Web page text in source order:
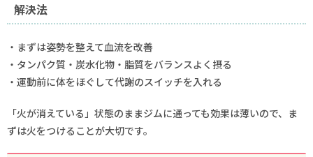
解決法
・まずは姿勢を整えて血流を改善
・タンパク質・炭水化物・脂質をバランスよく摂る
・運動前に体をほぐして代謝のスイッチを入れる
「火が消えている」状態のままジムに通っても効果は薄いので、ま
ずは火をつけることが大切です。